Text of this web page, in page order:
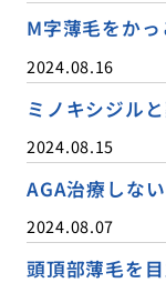
M字薄毛をか
2024.08.16
ミノキシジル
2024.08.15
AGA治療しな
2024.08.07
頭頂部薄毛を